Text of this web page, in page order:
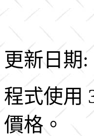
更新日期:
程式使用
價格。